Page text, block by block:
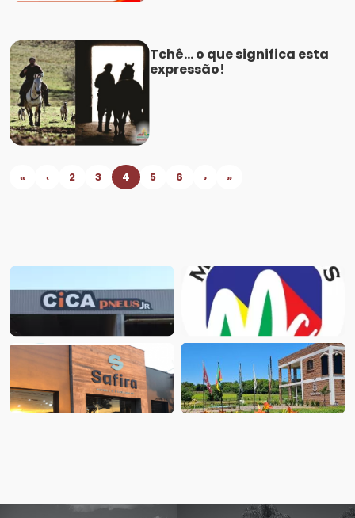
Tchê... o que significa esta
expressão!
« ‹ 2 3 4 5 6 › »